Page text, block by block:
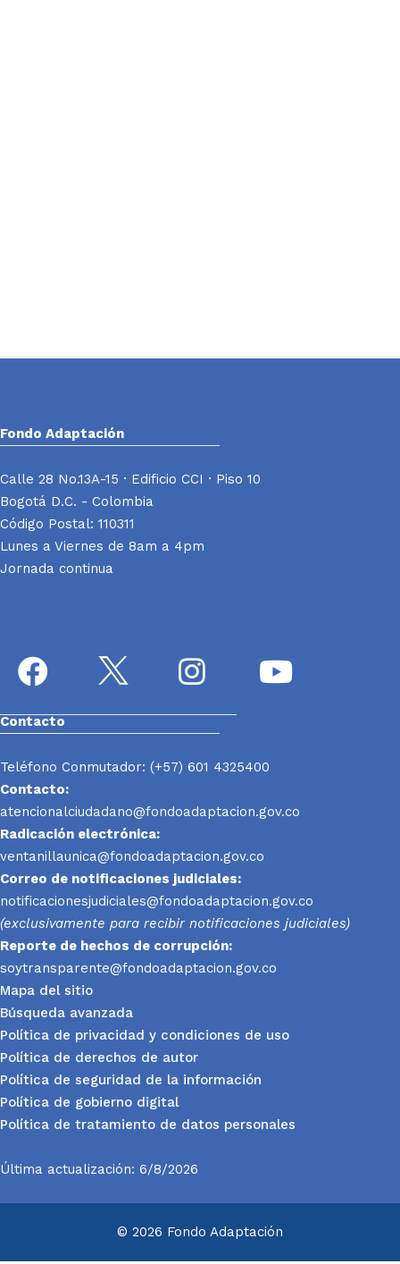
Fondo Adaptación
Calle 28 No.13A-15 · Edificio CCI · Piso 10
Bogotá D.C. - Colombia
Código Postal: 110311
Lunes a Viernes de 8am a 4pm
Jornada continua
Contacto
Teléfono Conmutador: (+57) 601 4325400
Contacto:
atencionalciudadano@fondoadaptacion.gov.co
Radicación electrónica:
ventanillaunica@fondoadaptacion.gov.co
Correo de notificaciones judiciales:
notificacionesjudiciales@fondoadaptacion.gov.co
(exclusivamente para recibir notificaciones judiciales)
Reporte de hechos de corrupción:
soytransparente@fondoadaptacion.gov.co
Mapa del sitio
Búsqueda avanzada
Política de privacidad y condiciones de uso
Política de derechos de autor
Política de seguridad de la información
Política de gobierno digital
Política de tratamiento de datos personales
Última actualización: 6/8/2026
© 2026 Fondo Adaptación